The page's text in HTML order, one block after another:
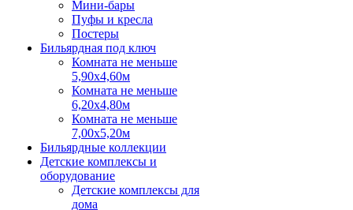
Мини-бары
Пуфы и кресла
Постеры
Бильярдная под ключ
Комната не меньше
5,90х4,60м
Комната не меньше
6,20х4,80м
Комната не меньше
7,00х5,20м
Бильярдные коллекции
Детские комплексы и
оборудование
Детские комплексы для
дома